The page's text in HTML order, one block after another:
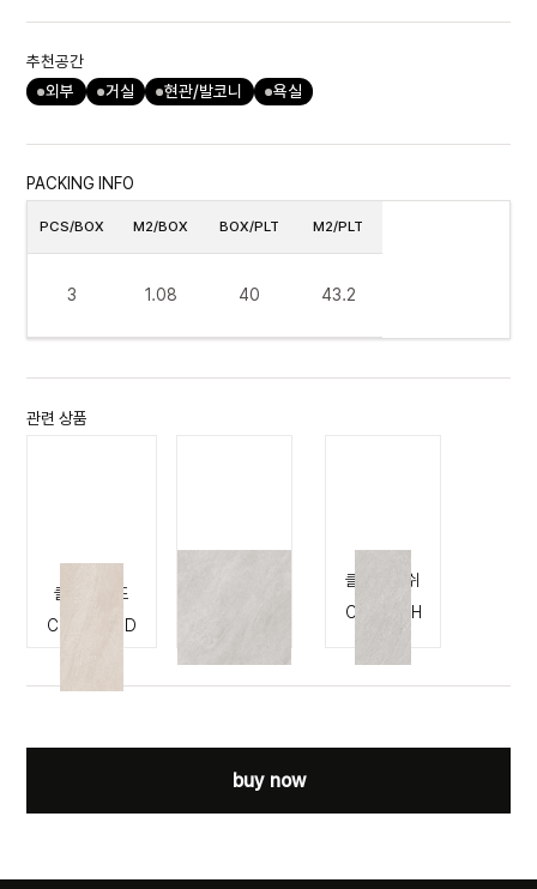
추천공간
외부
거실 현관/발코니 욕실
PACKING INFO
PCS/BOX
3
M2/BOX
1.08
BOX/PLT
40
M2/PLT
43.2
관련 상품
클리프 샌드
CLIFF SAND
클리프 애쉬
CLIFF ASH
buy now